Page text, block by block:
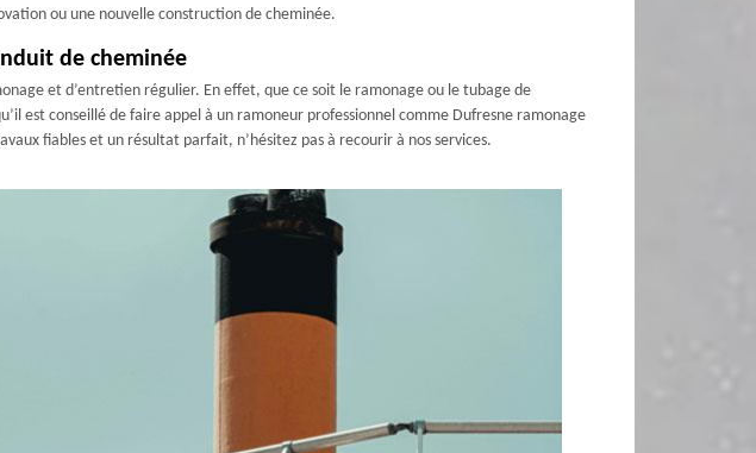
ou une nouvelle construction de cheminée.
de cheminée
et d’entretien régulier. En effet, que ce soit le ramonage ou le tubage de
est conseillé de faire appel à un ramoneur professionnel comme Dufresne ramonage
fiables et un résultat parfait, n’hésitez pas à recourir à nos services.